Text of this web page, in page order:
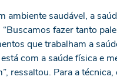
ambiente saudável, a
fazer tanto
que trabalham a
com a saúde física e
ressaltou. Para a